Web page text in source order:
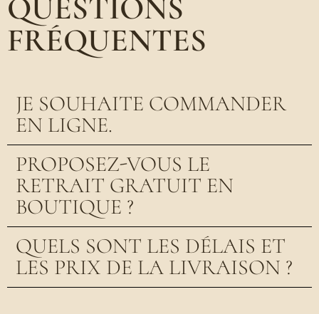
QUESTIONS
FRÉQUENTES
JE SOUHAITE COMMANDER
EN LIGNE.
PROPOSEZ-VOUS LE
RETRAIT GRATUIT EN
BOUTIQUE ?
QUELS SONT LES DÉLAIS ET
LES PRIX DE LA LIVRAISON ?